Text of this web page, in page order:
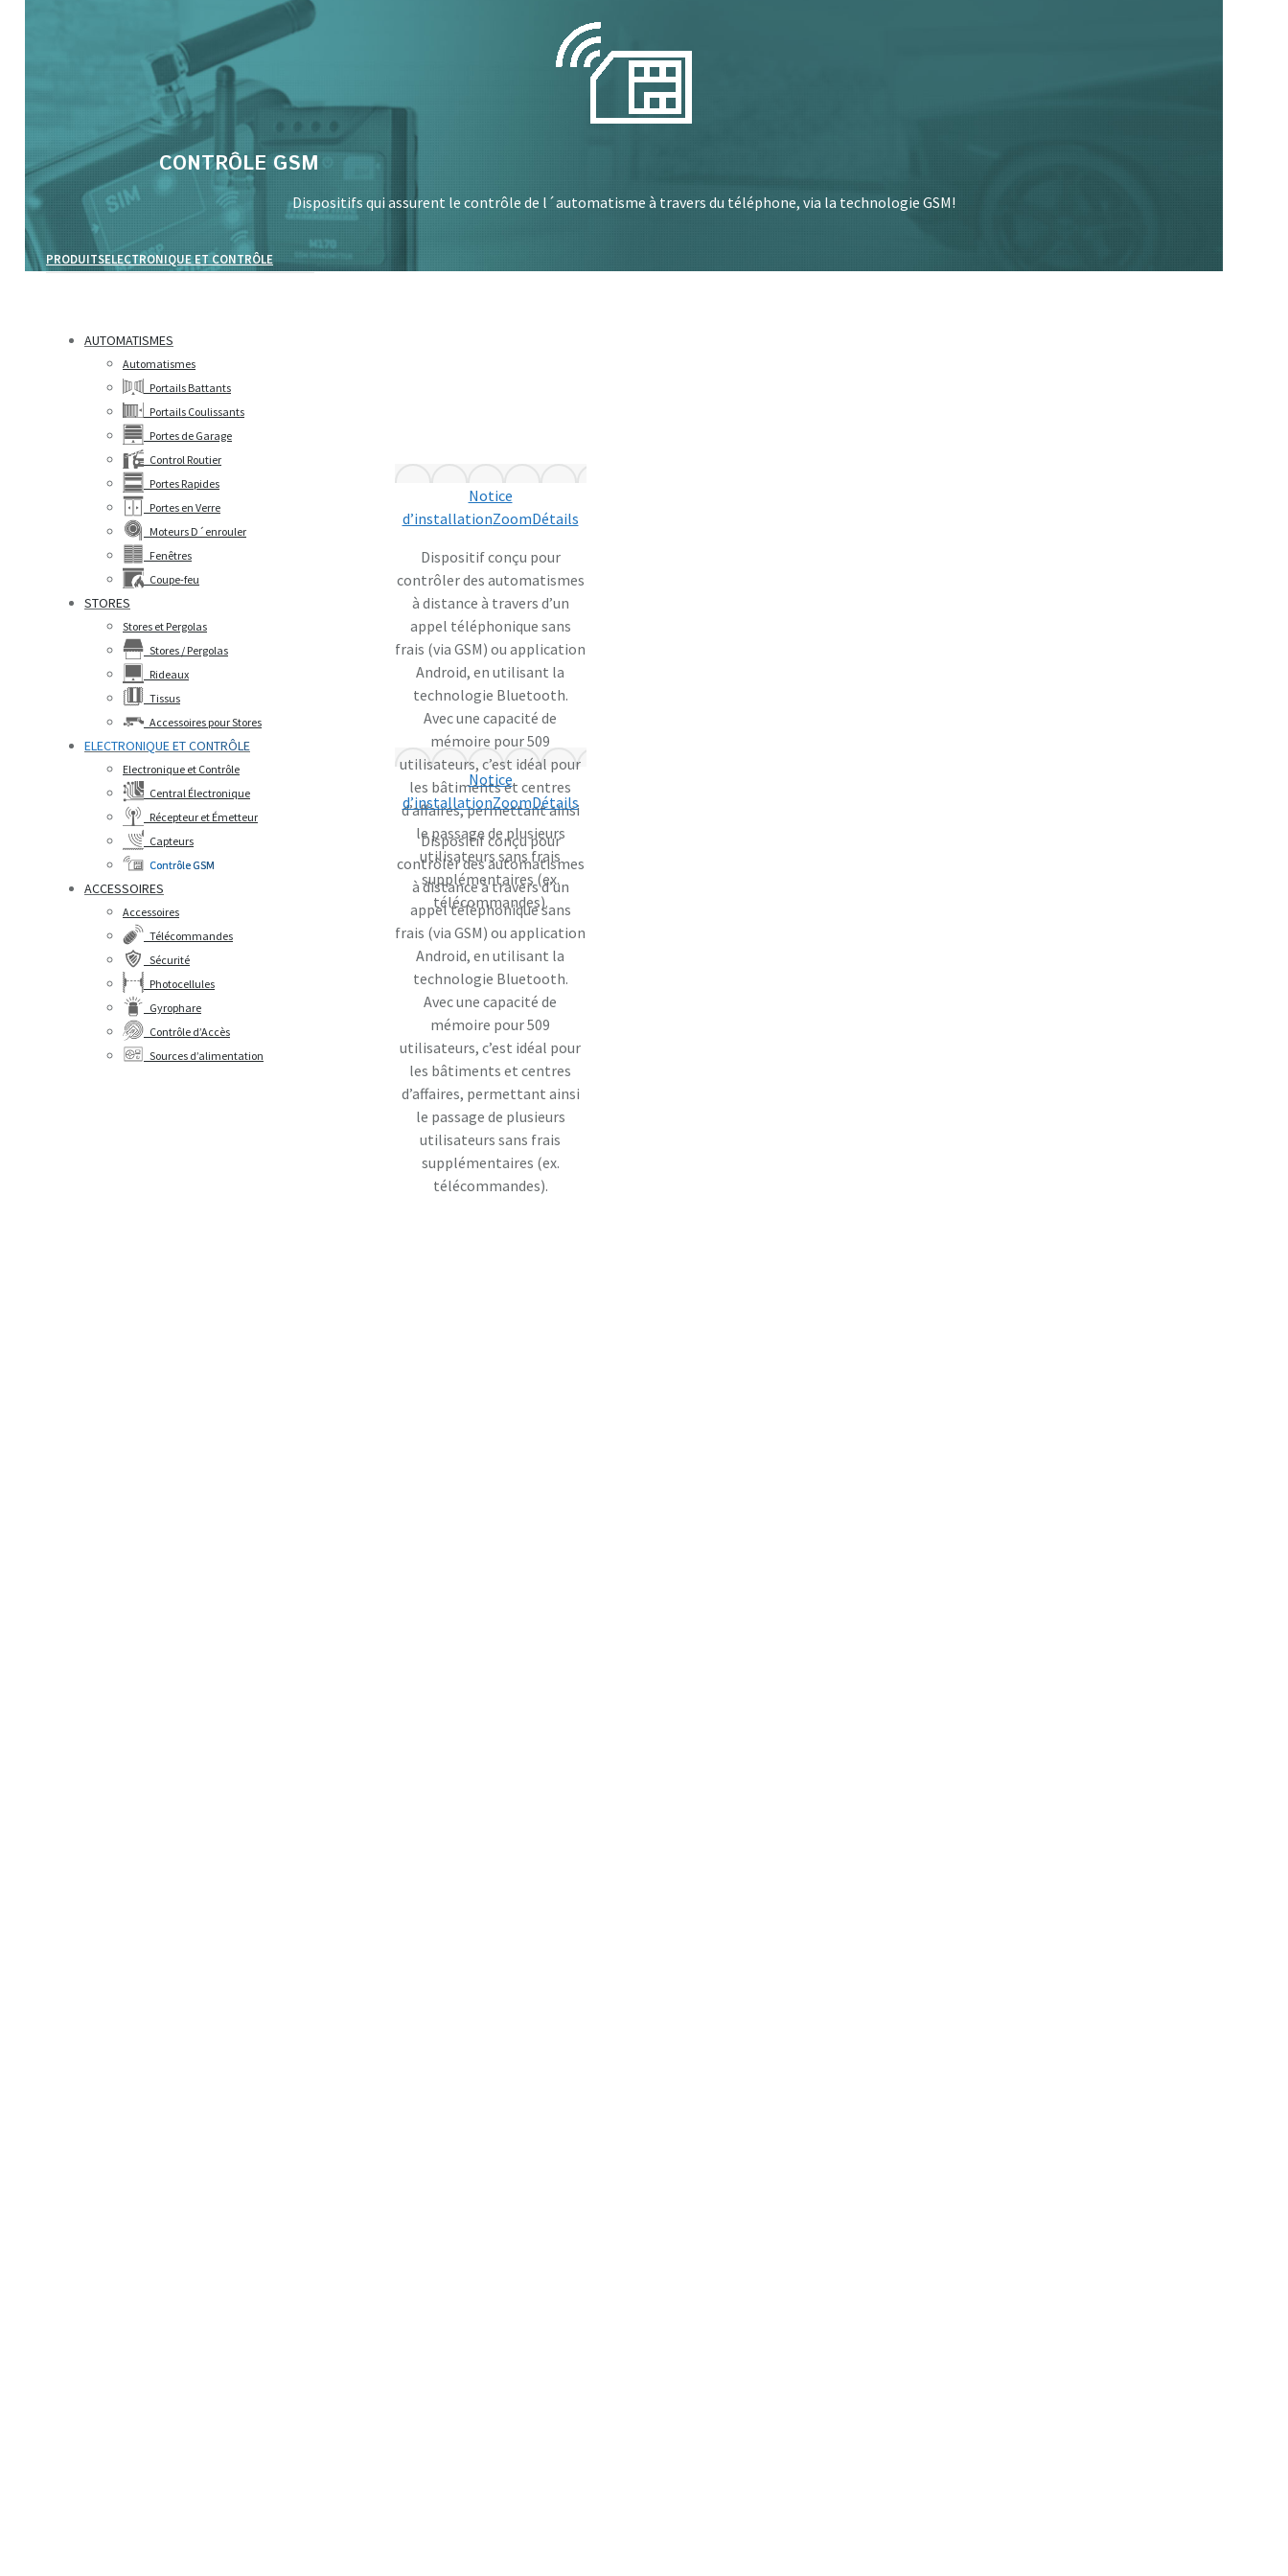
CONTRÔLE GSM
Dispositifs qui assurent le contrôle de l´automatisme à travers du téléphone, via la technologie GSM!
PRODUITSELECTRONIQUE ET CONTRÔLE
AUTOMATISMES
Automatismes
Portails Battants
Portails Coulissants
Portes de Garage
Control Routier
Portes Rapides
Portes en Verre
Moteurs D´enrouler
Fenêtres
Coupe-feu
STORES
Stores et Pergolas
Stores / Pergolas
Rideaux
Tissus
Accessoires pour Stores
ELECTRONIQUE ET CONTRÔLE
Electronique et Contrôle
Central Électronique
Récepteur et Émetteur
Capteurs
Contrôle GSM
ACCESSOIRES
Accessoires
Télécommandes
Sécurité
Photocellules
Gyrophare
Contrôle d’Accès
Sources d’alimentation
Notice
d’installationZoomDétails
Dispositif conçu pour
contrôler des automatismes
à distance à travers d’un
appel téléphonique sans
frais (via GSM) ou application
Android, en utilisant la
technologie Bluetooth.
Avec une capacité de
mémoire pour 509
utilisateurs, c’est idéal pour
les bâtiments et centres
d’affaires, permettant ainsi
le passage de plusieurs
utilisateurs sans frais
supplémentaires (ex.
télécommandes).
Notice
d’installationZoomDétails
Dispositif conçu pour
contrôler des automatismes
à distance à travers d’un
appel téléphonique sans
frais (via GSM) ou application
Android, en utilisant la
technologie Bluetooth.
Avec une capacité de
mémoire pour 509
utilisateurs, c’est idéal pour
les bâtiments et centres
d’affaires, permettant ainsi
le passage de plusieurs
utilisateurs sans frais
supplémentaires (ex.
télécommandes).